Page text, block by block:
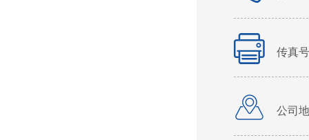
传真
公司